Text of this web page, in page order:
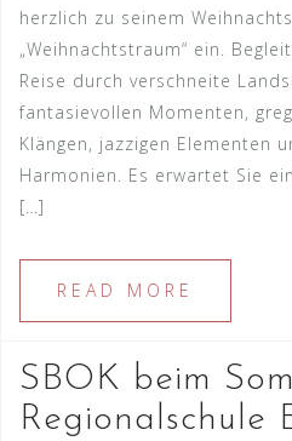
herzlich zu seinem
„Weihnachtstraum“ ein.
Reise durch verschneite
fantasievollen Momenten,
Klängen, jazzigen Elementen
Harmonien. Es erwartet Sie
[…]
READ MORE
SBOK beim
Regionalschule